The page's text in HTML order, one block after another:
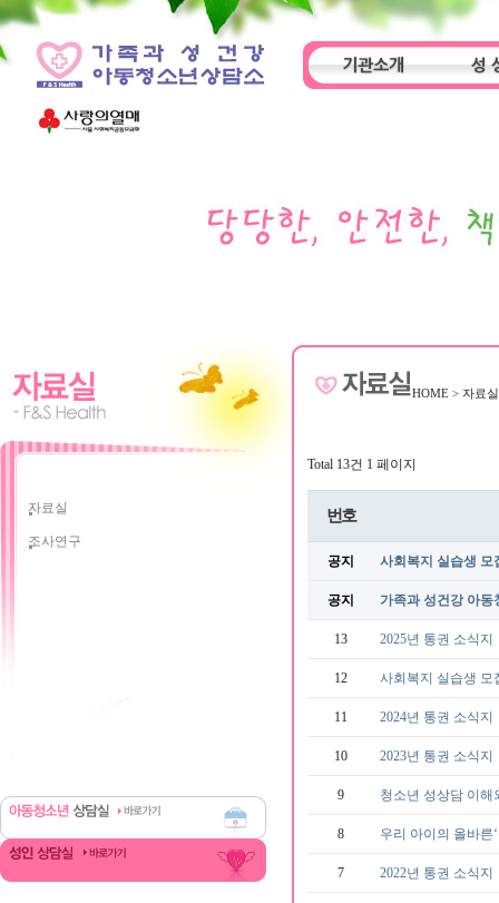
기관소개 성
자료실
조사연구
HOME > 자료
Total 13건 1 페이지
번호
공지 사회복지 실습생
공지 가족과 성건강 아
13 2025년 통권 소식지
12 사회복지 실습생
11 2024년 통권 소식지
10 2023년 통권 소식지
9 청소년 성상담 이해
8 우리 아이의 올바른
7 2022년 통권 소식지